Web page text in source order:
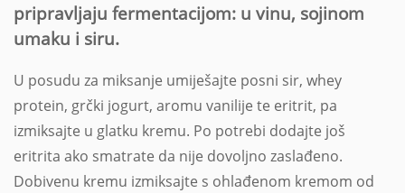
pripravljaju fermentacijom: u vinu, sojinom
umaku i siru.
U posudu za miksanje umiješajte posni sir, whey
protein, grčki jogurt, aromu vanilije te eritrit, pa
izmiksajte u glatku kremu. Po potrebi dodajte još
eritrita ako smatrate da nije dovoljno zaslađeno.
Dobivenu kremu izmiksajte s ohlađenom kremom od